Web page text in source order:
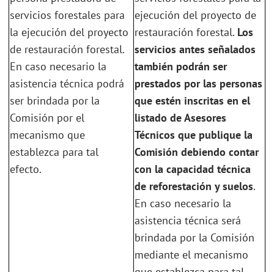
servicios forestales para
la ejecución del proyecto
de restauración forestal.
En caso necesario la
asistencia técnica podrá
ser brindada por la
Comisión por el
mecanismo que
establezca para tal
efecto.
ejecución del proyecto de
restauración forestal. Los
servicios antes señalados
también podrán ser
prestados por las personas
que estén inscritas en el
listado de Asesores
Técnicos que publique la
Comisión debiendo contar
con la capacidad técnica
de reforestación y suelos.
En caso necesario la
asistencia técnica será
brindada por la Comisión
mediante el mecanismo